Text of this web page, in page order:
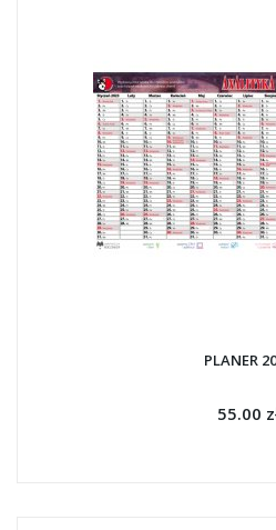
PLANER
55.00